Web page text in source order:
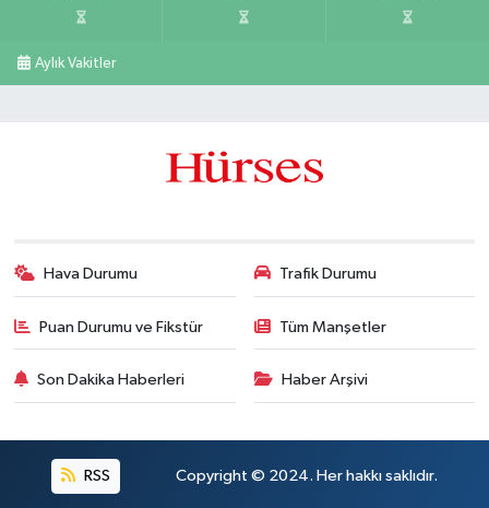
Aylık Vakitler
Hava Durumu Trafik Durumu
Puan Durumu ve Fikstür Tüm Manşetler
Son Dakika Haberleri Haber Arşivi
RSS Copyright © 2024. Her hakkı saklıdır.